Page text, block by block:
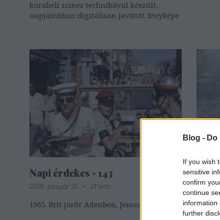
Blog -
If you wish
sensitive
confirm
continue
information
further
korabeli színes technikával készült,
napjainkban digitálisan javított fényképe
Napi érdekes - 143
2016. január 31.
JTom
1965. Brit járőr Adenben, Jemenben
Napi
2016.
1942.
tiszt